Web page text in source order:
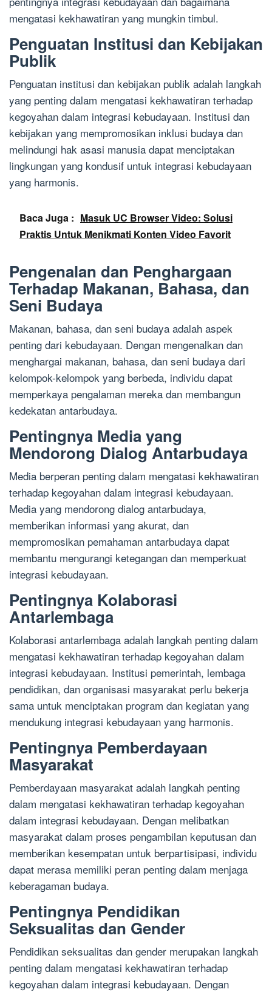
mengatasi kekhawatiran yang mungkin timbul.
Penguatan Institusi dan Kebijakan
Publik
Penguatan institusi dan kebijakan publik adalah langkah
yang penting dalam mengatasi kekhawatiran terhadap
kegoyahan dalam integrasi kebudayaan. Institusi dan
kebijakan yang mempromosikan inklusi budaya dan
melindungi hak asasi manusia dapat menciptakan
lingkungan yang kondusif untuk integrasi kebudayaan
yang harmonis.
Baca Juga : Masuk UC Browser Video: Solusi
Praktis Untuk Menikmati Konten Video Favorit
Pengenalan dan Penghargaan
Terhadap Makanan, Bahasa, dan
Seni Budaya
Makanan, bahasa, dan seni budaya adalah aspek
penting dari kebudayaan. Dengan mengenalkan dan
menghargai makanan, bahasa, dan seni budaya dari
kelompok-kelompok yang berbeda, individu dapat
memperkaya pengalaman mereka dan membangun
kedekatan antarbudaya.
Pentingnya Media yang
Mendorong Dialog Antarbudaya
Media berperan penting dalam mengatasi kekhawatiran
terhadap kegoyahan dalam integrasi kebudayaan.
Media yang mendorong dialog antarbudaya,
memberikan informasi yang akurat, dan
mempromosikan pemahaman antarbudaya dapat
membantu mengurangi ketegangan dan memperkuat
integrasi kebudayaan.
Pentingnya Kolaborasi
Antarlembaga
Kolaborasi antarlembaga adalah langkah penting dalam
mengatasi kekhawatiran terhadap kegoyahan dalam
integrasi kebudayaan. Institusi pemerintah, lembaga
pendidikan, dan organisasi masyarakat perlu bekerja
sama untuk menciptakan program dan kegiatan yang
mendukung integrasi kebudayaan yang harmonis.
Pentingnya Pemberdayaan
Masyarakat
Pemberdayaan masyarakat adalah langkah penting
dalam mengatasi kekhawatiran terhadap kegoyahan
dalam integrasi kebudayaan. Dengan melibatkan
masyarakat dalam proses pengambilan keputusan dan
memberikan kesempatan untuk berpartisipasi, individu
dapat merasa memiliki peran penting dalam menjaga
keberagaman budaya.
Pentingnya Pendidikan
Seksualitas dan Gender
Pendidikan seksualitas dan gender merupakan langkah
penting dalam mengatasi kekhawatiran terhadap
kegoyahan dalam integrasi kebudayaan. Dengan